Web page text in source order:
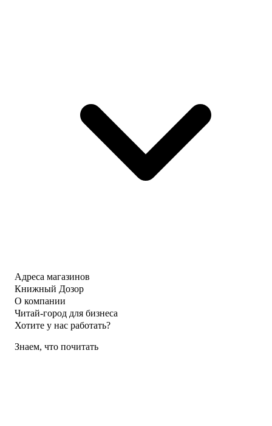
Адреса магазинов
Книжный Дозор
О компании
Читай-город для бизнеса
Хотите у нас работать?
Знаем, что почитать